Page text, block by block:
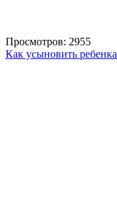
Просмотров: 2955
Как усыновить ребенка